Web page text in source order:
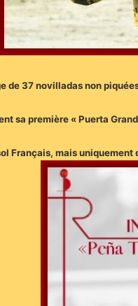
de 37 novilladas non
sa première « Puerta
Français, mais